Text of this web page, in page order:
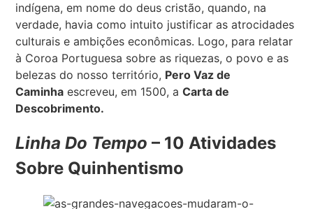
indígena, em nome do deus cristão, quando, na
verdade, havia como intuito justificar as atrocidades
culturais e ambições econômicas. Logo, para relatar
à Coroa Portuguesa sobre as riquezas, o povo e as
belezas do nosso território, Pero Vaz de
Caminha escreveu, em 1500, aCarta de
Descobrimento.
Linha Do Tempo – 10 Atividades
Sobre Quinhentismo